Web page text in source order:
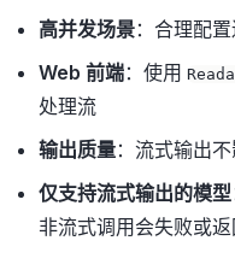
高并发场景：合理配
Web 前端：使用
处理流
输出质量：流式输出
仅支持流式输出的模型
非流式调用会失败或返